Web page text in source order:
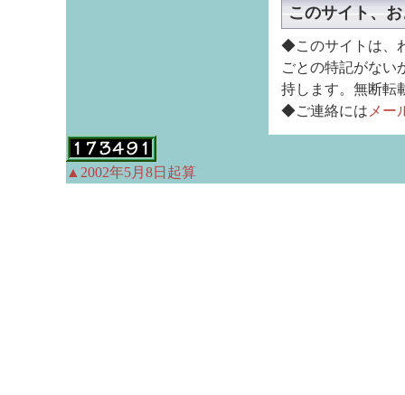
このサイト、
◆このサイトは、
ごとの特記がない
持します。無断転
◆ご連絡には メー
▲2002年5月8日起算